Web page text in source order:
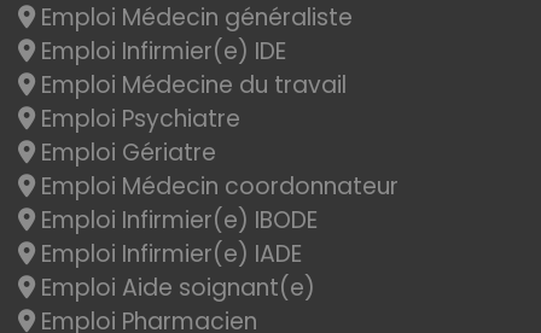
Emploi Médecin généraliste
Emploi Infirmier(e) IDE
Emploi Médecine du travail
Emploi Psychiatre
Emploi Gériatre
Emploi Médecin coordonnateur
Emploi Infirmier(e) IBODE
Emploi Infirmier(e) IADE
Emploi Aide soignant(e)
Emploi Pharmacien